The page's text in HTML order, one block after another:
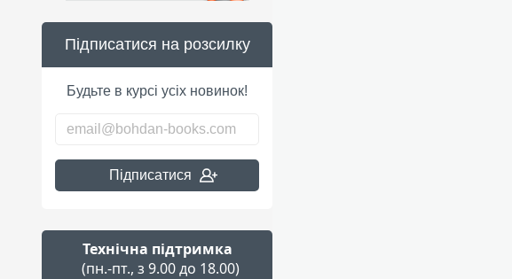
Підписатися на розсилку
Будьте в курсі усіх новинок!
Підписатися
Технічна підтримка
(пн.-пт., з 9.00 до 18.00)